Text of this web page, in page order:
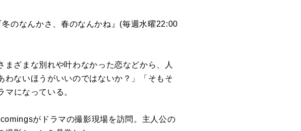
冬のなんかさ 春のなんかね 』(毎週水曜22:00
まざまな別れや叶わなかった恋などから、人
わないほうがいいのではないか？」「 そもそ
マになっている。
が ドラマの撮影現場を訪問 。 主人公の